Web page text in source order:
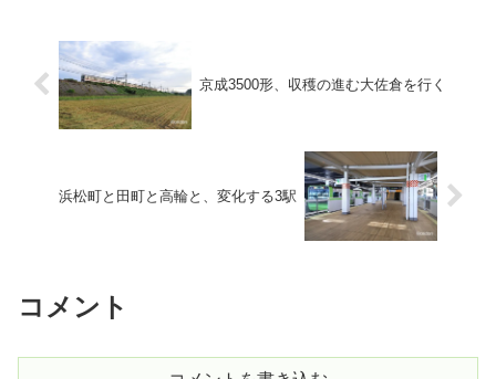
京成3500形、収穫の進む大佐倉を行く
浜松町と田町と高輪と、変化する3駅
コメント